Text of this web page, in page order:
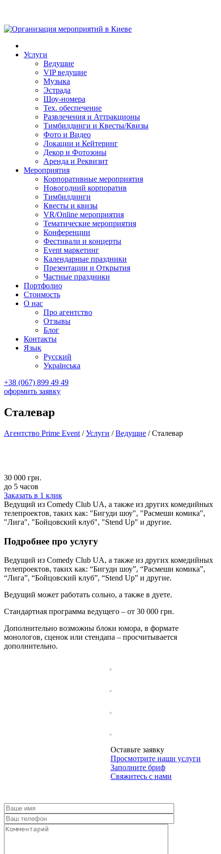
Услуги
Ведущие
VIP ведущие
Музыка
Эстрада
Шоу-номера
Тех. обеспечение
Развлечения и Аттракционы
Тимбилдинги и Квесты/Квизы
Фото и Видео
Локации и Кейтеринг
Декор и Фотозоны
Аренда и Реквизит
Мероприятия
Корпоративные мероприятия
Новогодний корпоратив
Тимбилдинги
Квесты и квизы
VR/Online мероприятия
Тематические мероприятия
Конференции
Фестивали и концерты
Event маркетинг
Календарные праздники
Презентации и Открытия
Частные праздники
Портфолио
Стоимость
О нас
Про агентство
Отзывы
Блог
Контакты
Язык
Русский
Українська
+38 (067) 899 49 49
оформить заявку
Сталевар
Агентство Prime Event /Услуги /Ведущие /Сталевар
30 000 грн.
до 5 часов
Заказать в 1 клик
Ведущий из Comedy Club UA, а также из других комедийных
телепроектов, таких как: "Бигуди шоу", "Расмеши комика",
"Лига", "Бойцовский клуб", "Stend Up" и другие.
Подробнее про услугу
Ведущий из Comedy Club UA, а также из других комедийных
телепроектов, таких как: “Бигуди шоу”, “Расмеши комика”,
“Лига”, “Бойцовский клуб”, “Stend Up” и другие.
Ведущий может работать сольно, а также в дуете.
Стандартная программа ведущего – от 30 000 грн.
Дополнительно возможны блоки юмора, в формате
монологов, сценок или стендапа – просчитывается
дополнительно.
Оставьте заявку
Просмотрите наши услуги
Заполните бриф
Свяжитесь с нами